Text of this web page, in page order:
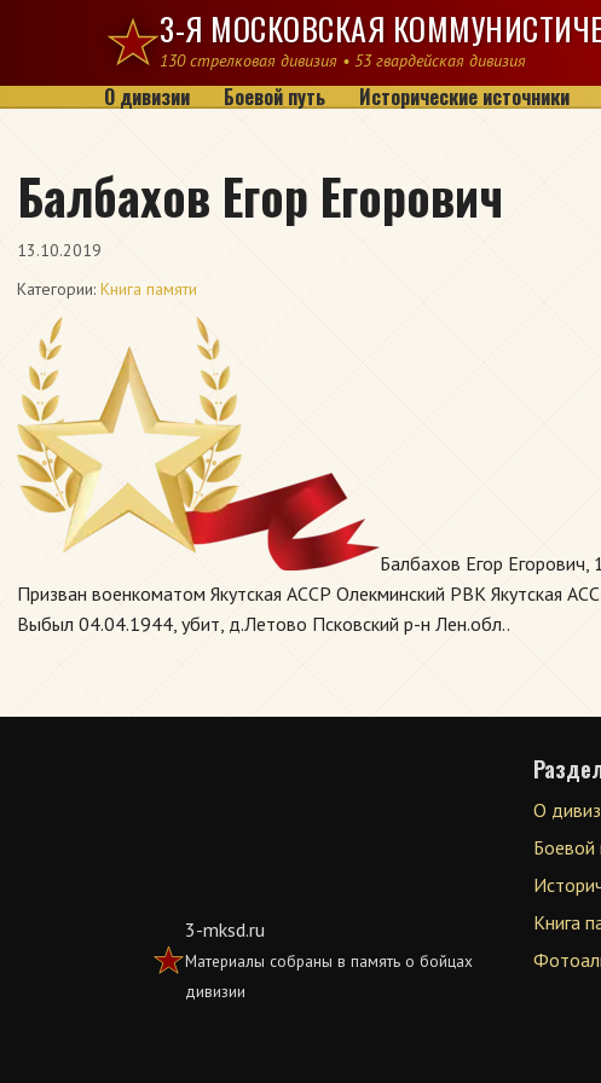
Перейти к содержимому3-Я МОСКОВСКАЯ
130 стрелковая дивизия • 53 гвардейская дивизия
О дивизии Боевой путь Исторические источники
Балбахов Егор Егорович
13.10.2019
Категории: Книга памяти
Балбахов Егор
Призван военкоматом Якутская АССР Олекминский РВК Якутская
Выбыл 04.04.1944, убит, д.Летово Псковский р-н Лен.обл..
3-mksd.ru
Материалы собраны в память о бойцах
дивизии
О
Боевой
Книга